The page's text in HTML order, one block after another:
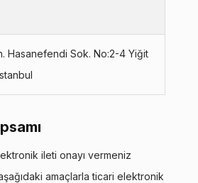
Hasanefendi Sok. No:2-4 Yiğit
ileti onayı vermeniz
amaçlarla ticari elektronik